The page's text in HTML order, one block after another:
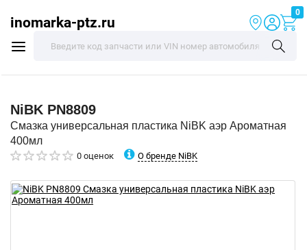
inomarka-ptz.ru
0
NiBK PN8809
Смазка универсальная пластика NiBK аэр Ароматная
400мл
0 оценок О бренде NiBK